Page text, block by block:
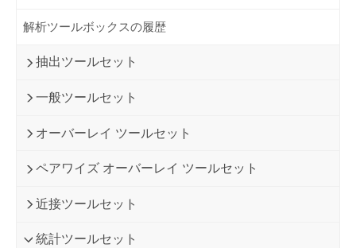
解析ツールボックスの履歴
抽出ツールセット
一般ツールセット
オーバーレイ ツールセット
ペアワイズ オーバーレイ ツールセット
近接ツールセット
統計ツールセット